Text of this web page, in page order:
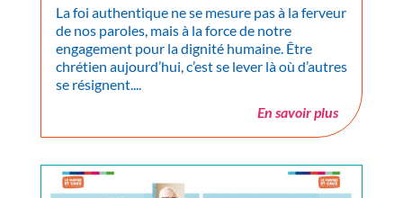
La foi authentique ne se mesure pas à la ferveur
de nos paroles, mais à la force de notre
engagement pour la dignité humaine. Être
chrétien aujourd’hui, c’est se lever là où d’autres
se résignent....
En savoir plus